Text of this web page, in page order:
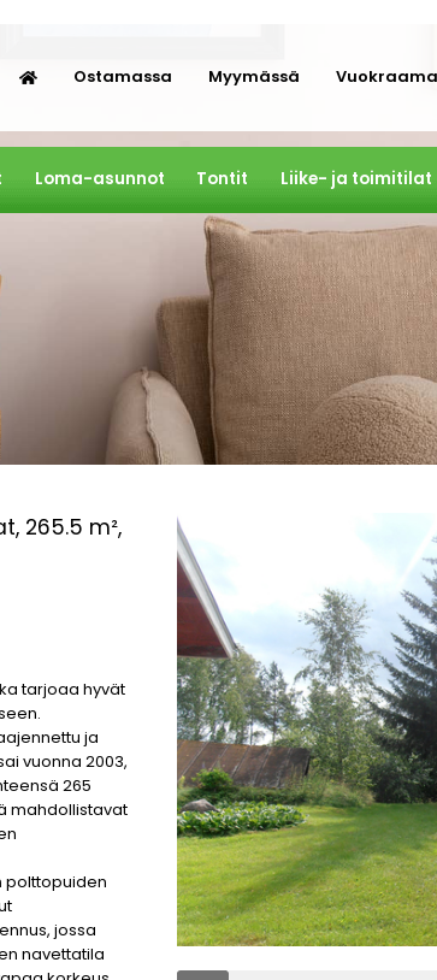
Ostamassa Myymässä
Loma-asunnot Tontit Liike- ja toimitilat
265.5 m²,
tarjoaa hyvät
ja
vuonna 2003,
265
mahdollistavat
polttopuiden
jossa
navettatila